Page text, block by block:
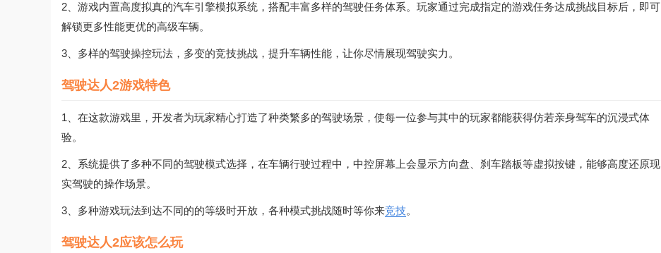
2、游戏内置高度拟真的汽车引擎模拟系统，搭配丰富多样的驾驶任务体系。玩家通过完成指定的游戏任务达成挑战目标后，即可
解锁更多性能更优的高级车辆。
3、多样的驾驶操控玩法，多变的竞技挑战，提升车辆性能，让你尽情展现驾驶实力。
驾驶达人2游戏特色
1、在这款游戏里，开发者为玩家精心打造了种类繁多的驾驶场景，使每一位参与其中的玩家都能获得仿若亲身驾车的沉浸式体
验。
2、系统提供了多种不同的驾驶模式选择，在车辆行驶过程中，中控屏幕上会显示方向盘、刹车踏板等虚拟按键，能够高度还原现
实驾驶的操作场景。
3、多种游戏玩法到达不同的的等级时开放，各种模式挑战随时等你来竞技。
驾驶达人2应该怎么玩